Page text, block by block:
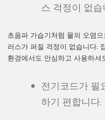
스 걱정이 없습
초음파 가습기처럼 물의 오염
러스가 퍼질 걱정이 없습니다.
환경에서도 안심하고 사용하셔
전기코드가 필
하기 편합니다.